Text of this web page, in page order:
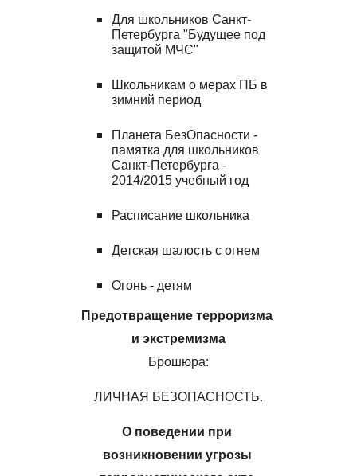
Для школьников Санкт-
Петербурга "Будущее под
защитой МЧС"
Школьникам о мерах ПБ в
зимний период
Планета БезОпасности -
памятка для школьников
Санкт-Петербурга -
2014/2015 учебный год
Расписание школьника
Детская шалость с огнем
Огонь - детям
Предотвращение терроризма
и экстремизма
Брошюра:
ЛИЧНАЯ БЕЗОПАСНОСТЬ.
О поведении при
возникновении угрозы